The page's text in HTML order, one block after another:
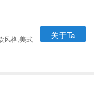
风格,美式
关于Ta